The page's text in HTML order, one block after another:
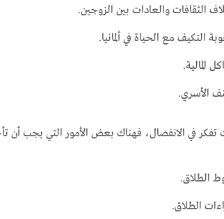
الثقافات والعادات بين الزوجين.
التكيف مع الحياة في ألمانيا.
المالية.
الأسري.
تفكر في الانفصال، فهناك بعض الأمور التي يجب أن
الطلاق.
الطلاق.